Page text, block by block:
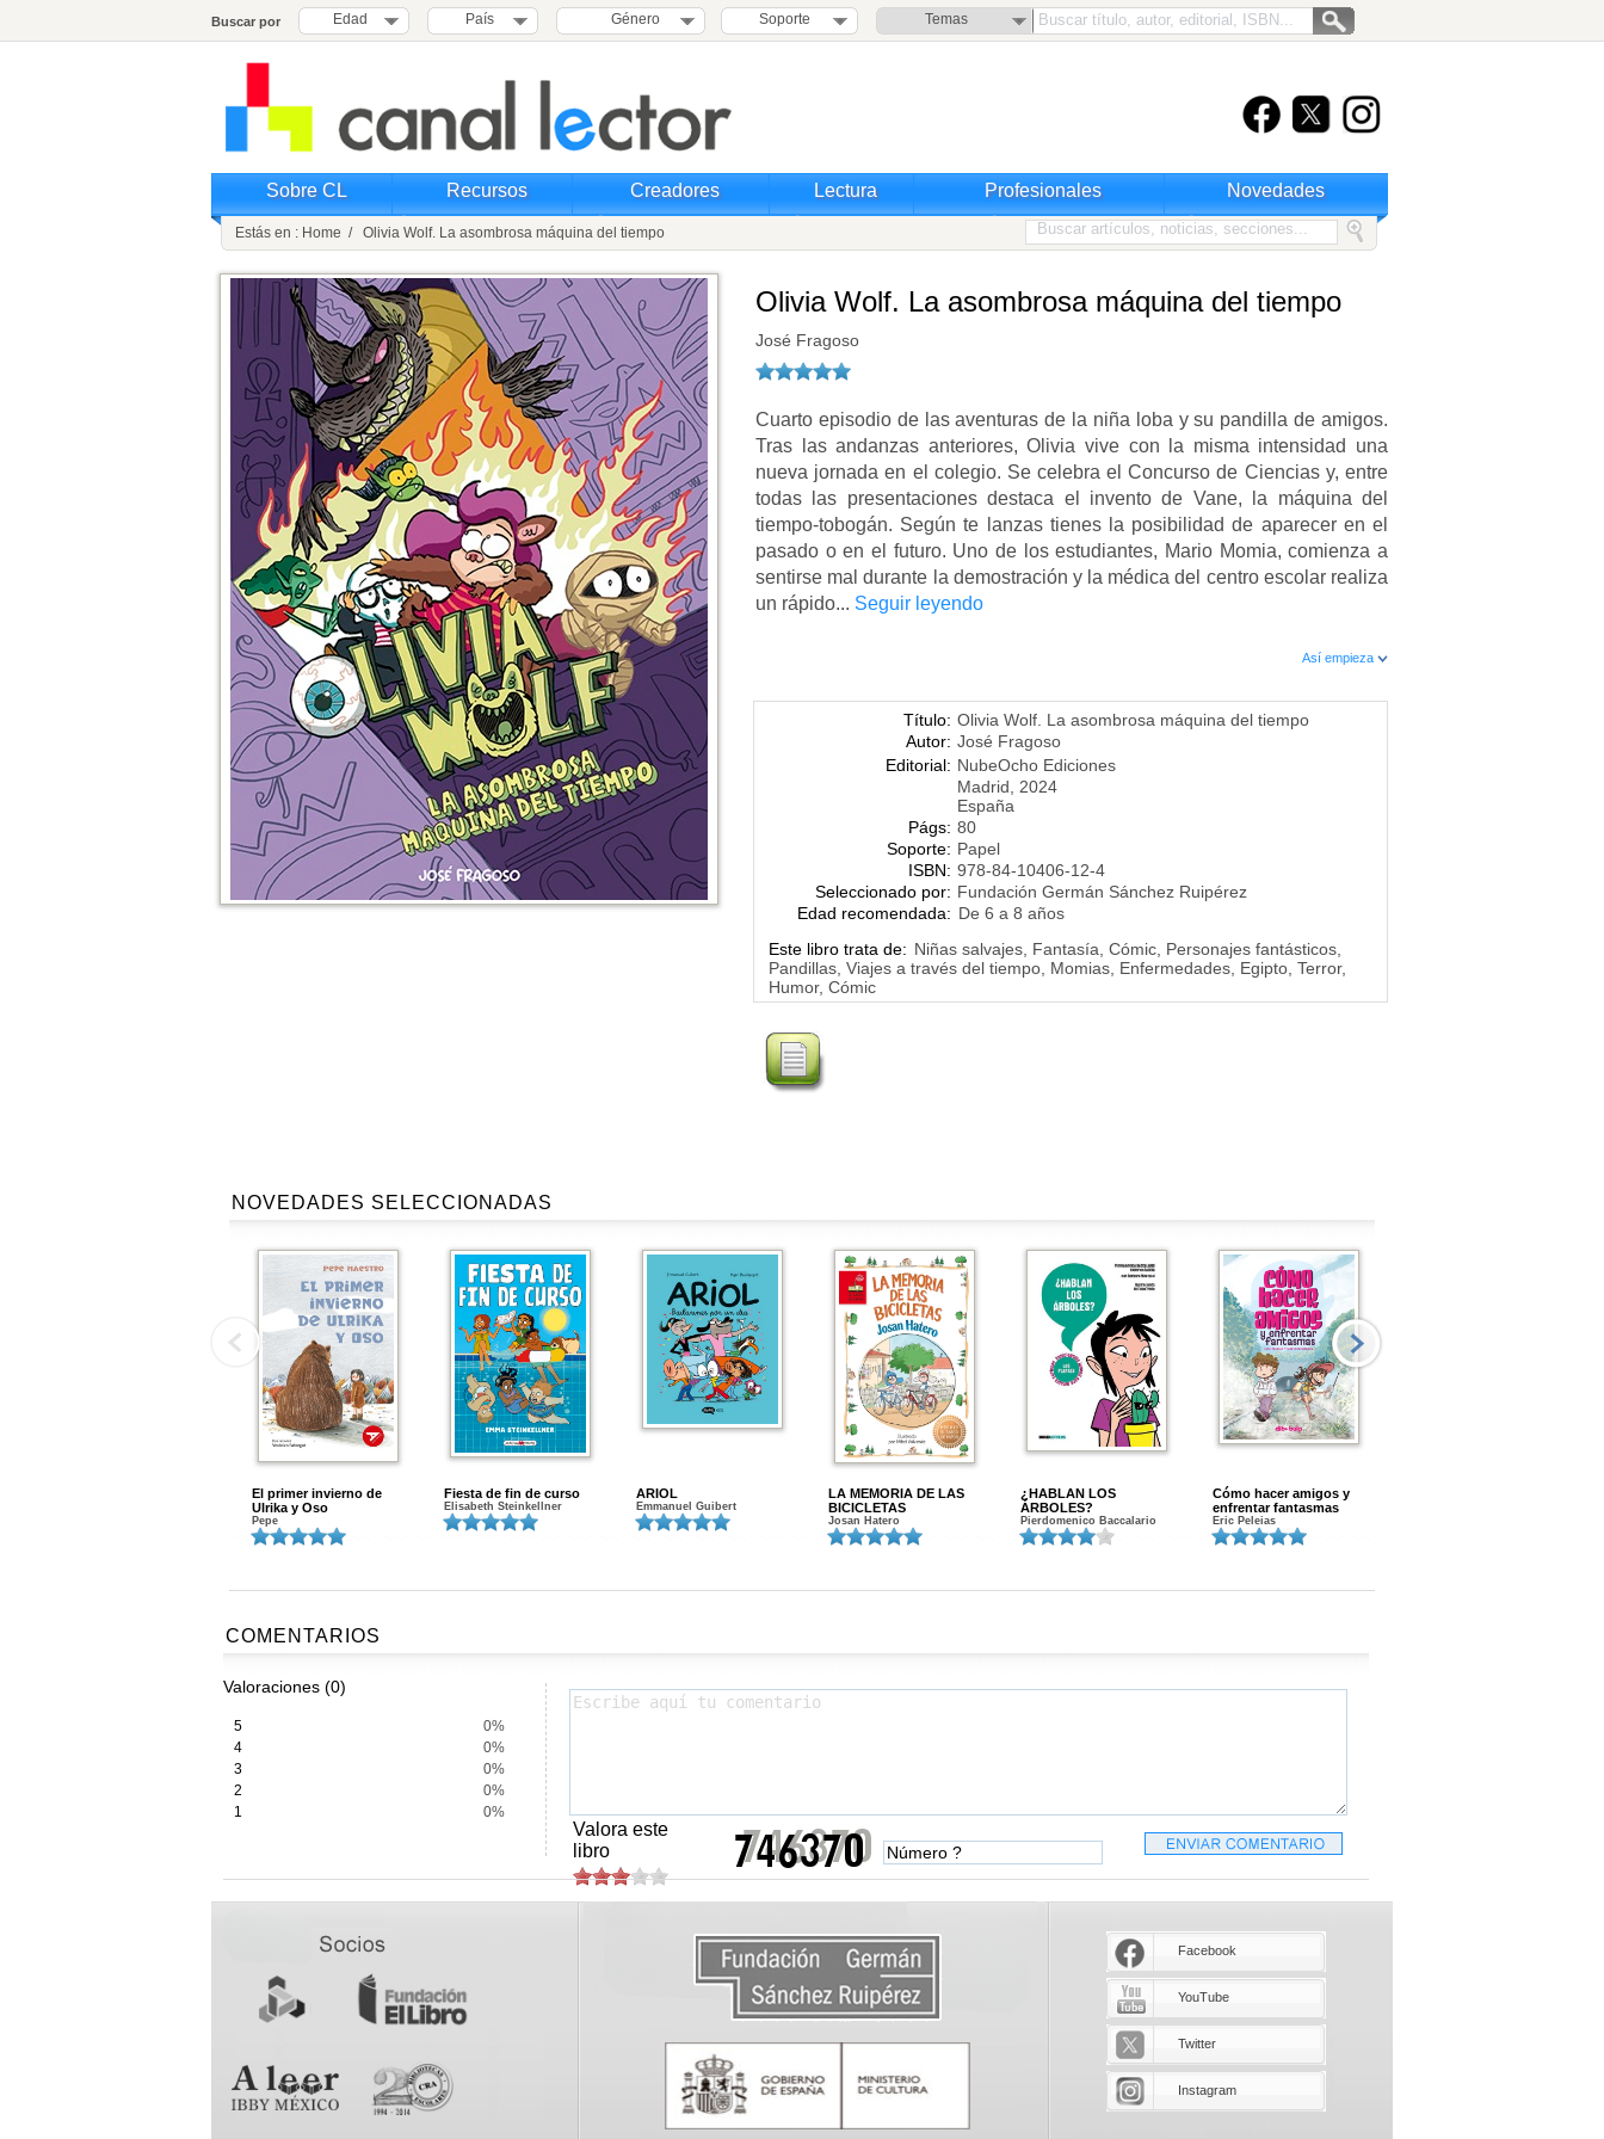
Buscar por Edad País Género Soporte Temas
Sobre CL Recursos Creadores Lectura Profesionales Novedades
Estás en : Home / Olivia Wolf. La asombrosa máquina del tiempo
Olivia Wolf. La asombrosa máquina del tiempo
José Fragoso
Cuarto episodio de las aventuras de la niña loba y su pandilla de amigos.
Tras las andanzas anteriores, Olivia vive con la misma intensidad una
nueva jornada en el colegio. Se celebra el Concurso de Ciencias y, entre
todas las presentaciones destaca el invento de Vane, la máquina del
tiempo-tobogán. Según te lanzas tienes la posibilidad de aparecer en el
pasado o en el futuro. Uno de los estudiantes, Mario Momia, comienza a
sentirse mal durante la demostración y la médica del centro escolar realiza
un rápido... Seguir leyendo
Así empieza
Título: Olivia Wolf. La asombrosa máquina del tiempo
Autor: José Fragoso
Editorial: NubeOcho Ediciones
Madrid, 2024
España
Págs: 80
Soporte: Papel
ISBN: 978-84-10406-12-4
Seleccionado por: Fundación Germán Sánchez Ruipérez
Edad recomendada: De 6 a 8 años
Este libro trata de: Niñas salvajes, Fantasía, Cómic, Personajes fantásticos,
Pandillas, Viajes a través del tiempo, Momias, Enfermedades, Egipto, Terror,
Humor, Cómic
NOVEDADES SELECCIONADAS
El primer invierno de
Ulrika y Oso
Pepe
Fiesta de fin de curso
Elisabeth Steinkellner
ARIOL
Emmanuel Guibert
LA MEMORIA DE LAS
BICICLETAS
Josan Hatero
¿HABLAN LOS
ÁRBOLES?
Pierdomenico Baccalario
Cómo hacer amigos y
enfrentar fantasmas
Eric Peleias
COMENTARIOS
Valoraciones (0)
5
0%
4
0%
3
0%
2
0%
1
0%
Valora este
libro
Facebook
YouTube
Twitter
Instagram